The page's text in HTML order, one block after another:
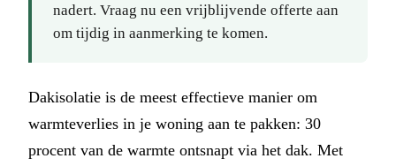
nadert. Vraag nu een vrijblijvende offerte aan
om tijdig in aanmerking te komen.
Dakisolatie is de meest effectieve manier om
warmteverlies in je woning aan te pakken: 30
procent van de warmte ontsnapt via het dak. Met